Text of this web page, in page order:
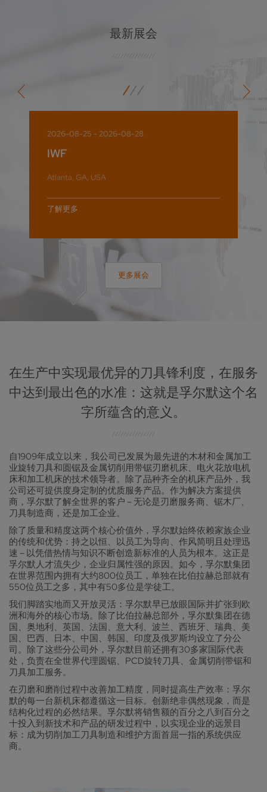
最新展会
2026-08-25 - 2026-08-28
IWF
Atlanta, GA, USA
了解更多
更多展会
在生产中实现最优异的刀具锋利度，在服务
中达到最出色的水准：这就是孚尔默这个名
字所蕴含的意义。
自1909年成立以来，我公司已发展为最先进的木材和金属加工
业旋转刀具和圆锯及金属切削用带锯刃磨机床、电火花放电机
床和加工机床的技术领导者。除了品种齐全的机床产品外，我
公司还可提供度身定制的优质服务产品。作为解决方案提供
商，孚尔默了解全世界的客户 – 无论是刃磨服务商、锯木厂、
刀具制造商，还是加工企业。
除了质量和精度这两个核心价值外，孚尔默始终依赖家族企业
的传统和优势：持之以恒、以员工为导向、作风简明且处理迅
速 – 以凭借热情与知识不断创造新标准的人员为根本。这正是
孚尔默人才流失少，企业归属性强的原因。如今，孚尔默集团
在世界范围内拥有大约800位员工，单独在比伯拉赫总部就有
550位员工之多，其中有50多位是学徒工。
我们脚踏实地而又开放灵活：孚尔默早已放眼国际并扩张到欧
洲和海外的核心市场。除了比伯拉赫总部外，孚尔默集团在德
国、奥地利、英国、法国、意大利、波兰、西班牙、瑞典、美
国、巴西、日本、中国、韩国、印度及俄罗斯均设立了分公
司。除了这些分公司外，孚尔默目前还拥有30多家国际代表
处，负责在全世界代理圆锯、PCD旋转刀具、金属切削带锯和
刀具加工服务。
在刃磨和磨削过程中改善加工精度，同时提高生产效率：孚尔
默的每一台新机床都遵循这一目标。创新绝非偶然现象，而是
结构化过程的必然结果。孚尔默将销售额的百分之八到百分之
十投入到新技术和产品的研发过程中，以实现企业的远景目
标：成为切削加工刀具制造和维护方面首屈一指的系统供应
商。